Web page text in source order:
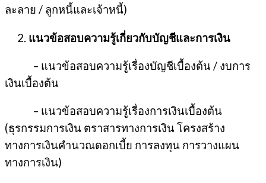
ละลาย / ลูกหนี้และเจ้าหนี้)
แนวข้อสอบความรู้เกี่ยวกับบัญชีและการเงิน
– แนวข้อสอบความรู้เรื่องบัญชีเบื้องต้น / งบการ
เงินเบื้องต้น
– แนวข้อสอบความรู้เรื่องการเงินเบื้องต้น
(ธุรกรรมการเงิน ตราสารทางการเงิน โครงสร้าง
ทางการเงินคำนวณดอกเบี้ย การลงทุน การวางแผน
ทางการเงิน)